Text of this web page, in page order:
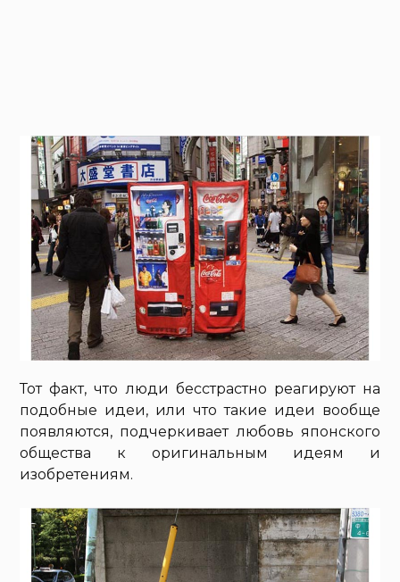
Тот факт, что люди бесстрастно реагируют на
подобные идеи, или что такие идеи вообще
появляются, подчеркивает любовь японского
общества к оригинальным идеям и
изобретениям.